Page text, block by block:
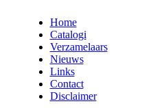
Home
Catalogi
Verzamelaars
Nieuws
Links
Contact
Disclaimer